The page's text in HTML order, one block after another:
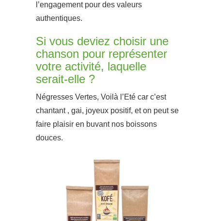
l’engagement pour des valeurs
authentiques.
Si vous deviez choisir une
chanson pour représenter
votre activité, laquelle
serait-elle ?
Négresses Vertes, Voilà l’Eté car c’est
chantant , gai, joyeux positif, et on peut se
faire plaisir en buvant nos boissons
douces.